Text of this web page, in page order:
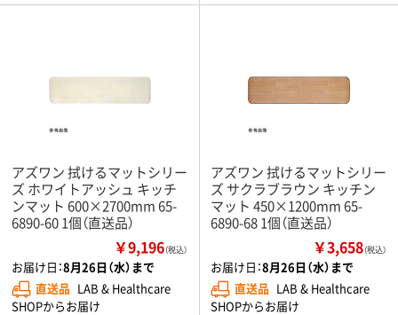
アズワン 拭けるマットシリー
ズ ホワイトアッシュ キッチ
ンマット 600×2700mm 65-
6890-60 1個（直送品）
￥9,196（税込）
お届け日：8月26日（水）まで
直送品 LAB & Healthcare
SHOPからお届け
アズワン 拭けるマットシリー
ズ サクラブラウン キッチン
マット 450×1200mm 65-
6890-68 1個（直送品）
￥3,658（税込）
お届け日：8月26日（水）まで
直送品 LAB & Healthcare
SHOPからお届け